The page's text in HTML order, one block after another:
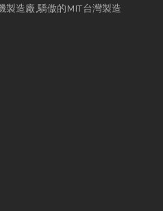
製造廠,驕傲的MIT台灣製造